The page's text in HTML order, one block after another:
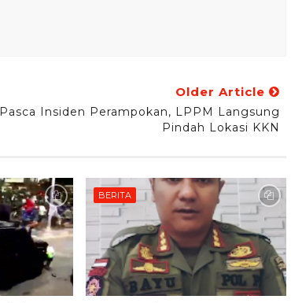
Older Article
Pasca Insiden Perampokan, LPPM Langsung
Pindah Lokasi KKN
BERITA